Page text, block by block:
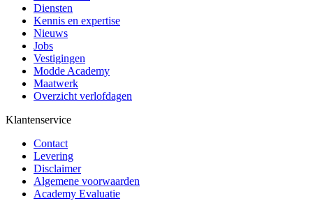
Diensten
Kennis en expertise
Nieuws
Jobs
Vestigingen
Modde Academy
Maatwerk
Overzicht verlofdagen
Klantenservice
Contact
Levering
Disclaimer
Algemene voorwaarden
Academy Evaluatie